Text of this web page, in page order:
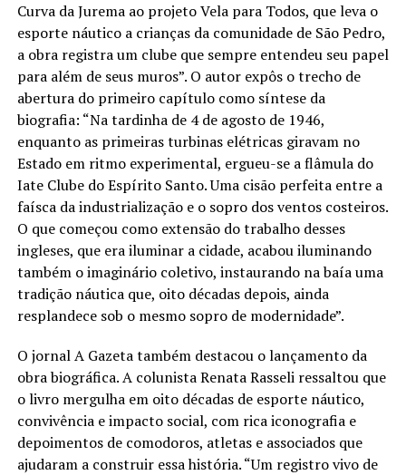
Curva da Jurema ao projeto Vela para Todos, que leva o
esporte náutico a crianças da comunidade de São Pedro,
a obra registra um clube que sempre entendeu seu papel
para além de seus muros”. O autor expôs o trecho de
abertura do primeiro capítulo como síntese da
biografia: “Na tardinha de 4 de agosto de 1946,
enquanto as primeiras turbinas elétricas giravam no
Estado em ritmo experimental, ergueu-se a flâmula do
Iate Clube do Espírito Santo. Uma cisão perfeita entre a
faísca da industrialização e o sopro dos ventos costeiros.
O que começou como extensão do trabalho desses
ingleses, que era iluminar a cidade, acabou iluminando
também o imaginário coletivo, instaurando na baía uma
tradição náutica que, oito décadas depois, ainda
resplandece sob o mesmo sopro de modernidade”.
O jornal A Gazeta também destacou o lançamento da
obra biográfica. A colunista Renata Rasseli ressaltou que
o livro mergulha em oito décadas de esporte náutico,
convivência e impacto social, com rica iconografia e
depoimentos de comodoros, atletas e associados que
ajudaram a construir essa história. “Um registro vivo de